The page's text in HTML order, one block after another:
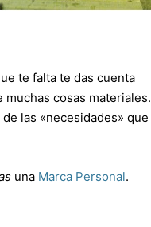
te falta te das cuenta
cosas materiales.
las «necesidades» que
una Marca Personal.